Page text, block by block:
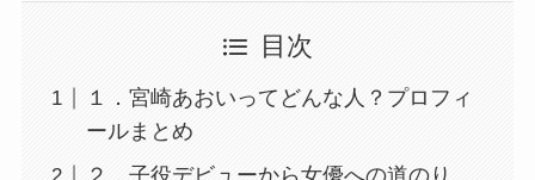
目次
１．宮崎あおいってどんな人？プロフィ
ールまとめ